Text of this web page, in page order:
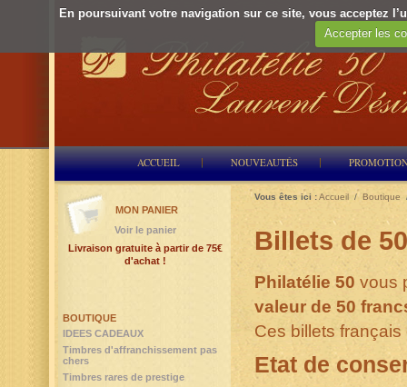
En poursuivant votre navigation sur ce site, vous acceptez
Accepter les
ACCUEIL NOUVEAUTÉS
Vous êtes ici :Accueil / Boutique
Billets de
Philatélie 50 vous
valeur de 50
Ces billets
Etat de
BOUTIQUE
IDEES CADEAUX
Timbres d'affranchissement pas
chers
Timbres rares de prestige
MON PANIER
Voir le panier
Livraison gratuite à partir de 75€
d'achat !